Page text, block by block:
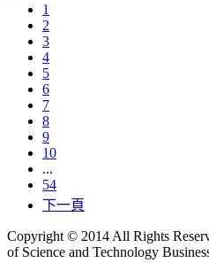
1
2
3
4
5
6
7
8
9
10
...
54
下一頁
Copyright © 2014 All Rights
of Science and Technology